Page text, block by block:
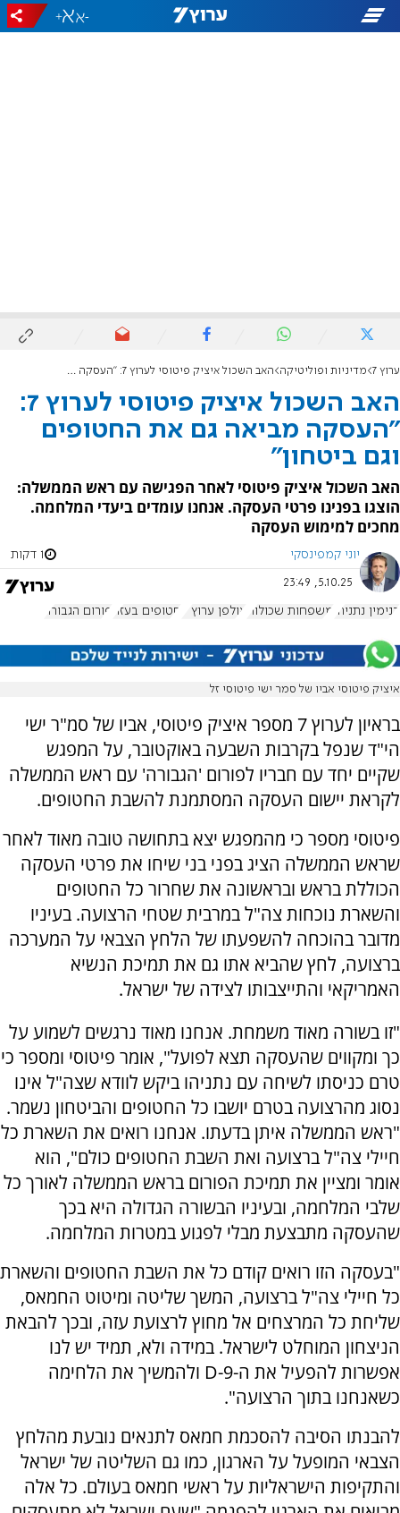
-
+
ערוץ 7 מדיניות ופוליטיקה האב השכול איציק פיטוסי לערוץ 7: "העסקה מביאה גם את החטופים וגם ביטחון"
האב השכול איציק פיטוסי לערוץ 7:
"העסקה מביאה גם את החטופים
וגם ביטחון"
האב השכול איציק פיטוסי לאחר הפגישה עם ראש הממשלה:
הוצגו בפנינו פרטי העסקה. אנחנו עומדים ביעדי המלחמה.
מחכים למימוש העסקה
יוני קמפינסקי 1 דקות
5.10.25, 23:49
בנימין נתניהו משפחות שכולות אולפן ערוץ 7 חטופים בעזה פורום הגבורה
איציק פיטוסי אביו של סמר ישי פיטוסי זל
בראיון לערוץ 7 מספר איציק פיטוסי, אביו של סמ"ר ישי
הי"ד שנפל בקרבות השבעה באוקטובר, על המפגש
שקיים יחד עם חבריו לפורום 'הגבורה' עם ראש הממשלה
לקראת יישום העסקה המסתמנת להשבת החטופים.
פיטוסי מספר כי מהמפגש יצא בתחושה טובה מאוד לאחר
שראש הממשלה הציג בפני בני שיחו את פרטי העסקה
הכוללת בראש ובראשונה את שחרור כל החטופים
והשארת נוכחות צה"ל במרבית שטחי הרצועה. בעיניו
מדובר בהוכחה להשפעתו של הלחץ הצבאי על המערכה
ברצועה, לחץ שהביא אתו גם את תמיכת הנשיא
האמריקאי והתייצבותו לצידה של ישראל.
"זו בשורה מאוד משמחת. אנחנו מאוד נרגשים לשמוע על
כך ומקווים שהעסקה תצא לפועל", אומר פיטוסי ומספר כי
טרם כניסתו לשיחה עם נתניהו ביקש לוודא שצה"ל אינו
נסוג מהרצועה בטרם יושבו כל החטופים והביטחון נשמר.
"ראש הממשלה איתן בדעתו. אנחנו רואים את השארת כל
חיילי צה"ל ברצועה ואת השבת החטופים כולם", הוא
אומר ומציין את תמיכת הפורום בראש הממשלה לאורך כל
שלבי המלחמה, ובעיניו הבשורה הגדולה היא בכך
שהעסקה מתבצעת מבלי לפגוע במטרות המלחמה.
"בעסקה הזו רואים קודם כל את השבת החטופים והשארת
כל חיילי צה"ל ברצועה, המשך שליטה ומיטוט החמאס,
שליחת כל המרצחים אל מחוץ לרצועת עזה, ובכך להבאת
הניצחון המוחלט לישראל. במידה ולא, תמיד יש לנו
אפשרות להפעיל את ה-D-9 ולהמשיך את הלחימה
כשאנחנו בתוך הרצועה".
להבנתו הסיבה להסכמת חמאס לתנאים נובעת מהלחץ
הצבאי המופעל על הארגון, כמו גם השליטה של ישראל
והתקיפות הישראליות על ראשי חמאס בעולם. כל אלה